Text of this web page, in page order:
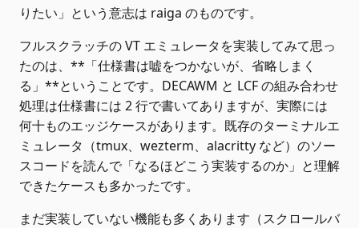
りたい」という意志は raiga のものです。
フルスクラッチの VT エミュレータを実装してみて思っ
たのは、**「仕様書は嘘をつかないが、省略しまく
る」**ということです。DECAWM と LCF の組み合わせ
処理は仕様書には 2 行で書いてありますが、実際には
何十ものエッジケースがあります。既存のターミナルエ
ミュレータ（tmux、wezterm、alacritty など）のソー
スコードを読んで「なるほどこう実装するのか」と理解
できたケースも多かったです。
まだ実装していない機能も多くあります（スクロールバ